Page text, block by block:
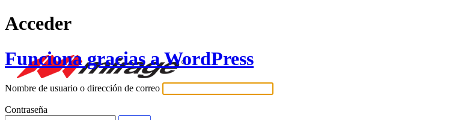
Acceder
Funciona gracias a WordPress
Nombre de usuario o dirección de correo
Contraseña